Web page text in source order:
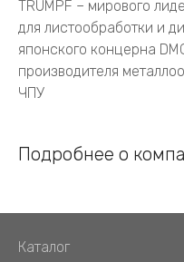
TRUMPF – мирового
для листообработки и
японского концерна
производителя
ЧПУ
Подробнее о
Каталог